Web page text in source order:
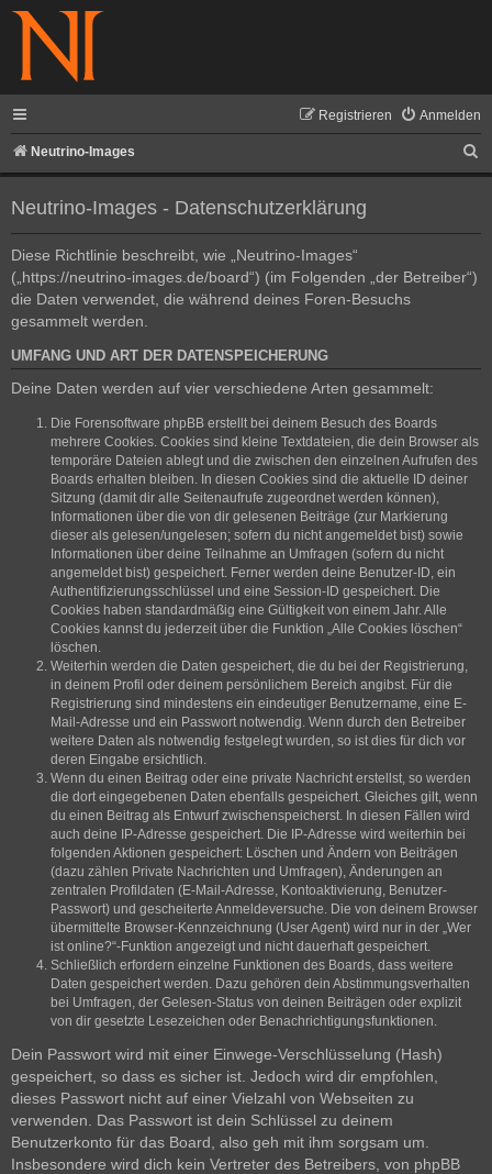
Anmelden
Registrieren
Neutrino-Images
u
Neutrino-Images - Datenschutzerklärung
Diese Richtlinie beschreibt, wie „Neutrino-Images“
(„https://neutrino-images.de/board“) (im Folgenden „der Betreiber“)
die Daten verwendet, die während deines Foren-Besuchs
gesammelt werden.
UMFANG UND ART DER DATENSPEICHERUNG
Deine Daten werden auf vier verschiedene Arten gesammelt:
Die Forensoftware phpBB erstellt bei deinem Besuch des Boards
mehrere Cookies. Cookies sind kleine Textdateien, die dein Browser als
temporäre Dateien ablegt und die zwischen den einzelnen Aufrufen des
Boards erhalten bleiben. In diesen Cookies sind die aktuelle ID deiner
Sitzung (damit dir alle Seitenaufrufe zugeordnet werden können),
Informationen über die von dir gelesenen Beiträge (zur Markierung
dieser als gelesen/ungelesen; sofern du nicht angemeldet bist) sowie
Informationen über deine Teilnahme an Umfragen (sofern du nicht
angemeldet bist) gespeichert. Ferner werden deine Benutzer-ID, ein
Authentifizierungsschlüssel und eine Session-ID gespeichert. Die
Cookies haben standardmäßig eine Gültigkeit von einem Jahr. Alle
Cookies kannst du jederzeit über die Funktion „Alle Cookies löschen“
löschen.
Weiterhin werden die Daten gespeichert, die du bei der Registrierung,
in deinem Profil oder deinem persönlichem Bereich angibst. Für die
Registrierung sind mindestens ein eindeutiger Benutzername, eine E-
Mail-Adresse und ein Passwort notwendig. Wenn durch den Betreiber
weitere Daten als notwendig festgelegt wurden, so ist dies für dich vor
deren Eingabe ersichtlich.
Wenn du einen Beitrag oder eine private Nachricht erstellst, so werden
die dort eingegebenen Daten ebenfalls gespeichert. Gleiches gilt, wenn
du einen Beitrag als Entwurf zwischenspeicherst. In diesen Fällen wird
auch deine IP-Adresse gespeichert. Die IP-Adresse wird weiterhin bei
folgenden Aktionen gespeichert: Löschen und Ändern von Beiträgen
(dazu zählen Private Nachrichten und Umfragen), Änderungen an
zentralen Profildaten (E-Mail-Adresse, Kontoaktivierung, Benutzer-
Passwort) und gescheiterte Anmeldeversuche. Die von deinem Browser
übermittelte Browser-Kennzeichnung (User Agent) wird nur in der „Wer
ist online?“-Funktion angezeigt und nicht dauerhaft gespeichert.
Schließlich erfordern einzelne Funktionen des Boards, dass weitere
Daten gespeichert werden. Dazu gehören dein Abstimmungsverhalten
bei Umfragen, der Gelesen-Status von deinen Beiträgen oder explizit
von dir gesetzte Lesezeichen oder Benachrichtigungsfunktionen.
Dein Passwort wird mit einer Einwege-Verschlüsselung (Hash)
gespeichert, so dass es sicher ist. Jedoch wird dir empfohlen,
dieses Passwort nicht auf einer Vielzahl von Webseiten zu
verwenden. Das Passwort ist dein Schlüssel zu deinem
Benutzerkonto für das Board, also geh mit ihm sorgsam um.
Insbesondere wird dich kein Vertreter des Betreibers, von phpBB